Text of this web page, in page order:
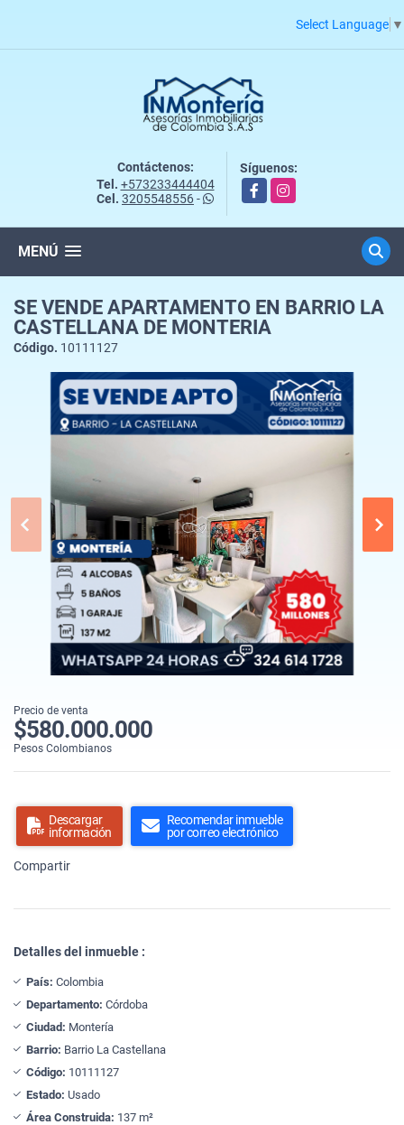
Select Language ▼
Contáctenos:
Tel. +573233444404
Cel. 3205548556-
Síguenos:
FacebookInstagram
MENÚ
SE VENDE APARTAMENTO EN BARRIO LA
CASTELLANA DE MONTERIA
Código. 10111127
Precio de venta
$580.000.000
Pesos Colombianos
Descargar
información
Recomendar inmueble
por correo electrónico
Compartir
Detalles del inmueble :
País: Colombia
Departamento: Córdoba
Ciudad: Montería
Barrio: Barrio La Castellana
Código: 10111127
Estado: Usado
Área Construida: 137 m²